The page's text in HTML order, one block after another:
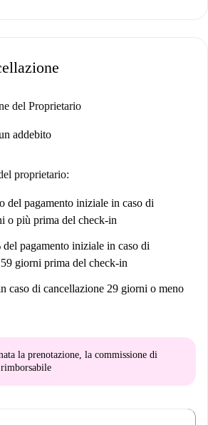
del Proprietario
addebito
proprietario:
del pagamento iniziale in caso di
o più prima del check-in
pagamento iniziale in caso di
giorni prima del check-in
caso di cancellazione 29 giorni o meno
la prenotazione, la commissione di